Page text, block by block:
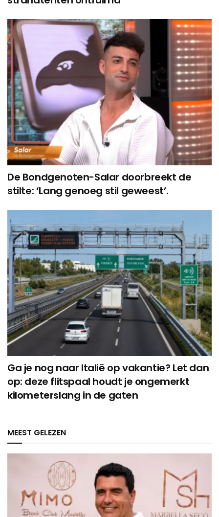
De Bondgenoten-Salar doorbreekt de
stilte: ‘Lang genoeg stil geweest’.
Ga je nog naar Italië op vakantie? Let dan
op: deze flitspaal houdt je ongemerkt
kilometerslang in de gaten
MEEST GELEZEN